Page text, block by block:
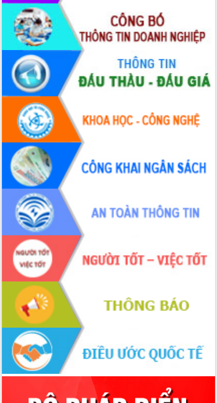
Du lịch Đắk Lắk nâng tầm trải nghiệm
du khách thông qua Hệ thống cơ sở dữ
liệu và Bản đồ số
Tập huấn ứng dụng trí tuệ nhân tạo (AI)
trong thương mại điện tử năm 2026
Đoàn đại biểu Quốc hội tỉnh Đắk Lắk
trao đổi thông tin trước Kỳ họp thứ
nhất, Quốc hội khóa XVI
Quyết liệt cải cách hành chính, khơi
thông nguồn lực phát triển
Nâng cao hiệu lực, hiệu quả HĐND
tỉnh thông qua hiện đại hóa hành chính
Xã Ea Phê gắn cải cách hành chính với
chuyển đổi số
Phó Chủ tịch Thường trực UBND tỉnh
Hồ Thị Nguyên Thảo làm việc tại Trung
tâm Phục vụ hành chính công xã Ea
Phê
Xây dựng nền hành chính số đồng
hành cùng nông dân dân, doanh nghiệp
Giai đoạn 2026-2030, Đắk Lắk phấn
đấu có 77% xã đạt chuẩn nông thôn
Chuyển đổi số 'mở đường' cho nông
nghiệp Đắk Lắk tăng trưởng bứt phá
Triển khai đồng bộ đo đạc, lập hồ sơ
địa chính, hoàn thiện cơ sở dữ liệu đất
Ứng dụng sinh trắc học - Bước tiến
trong hành trình chuyển đổi số tại Đắk
Đắk Lắk nâng cao hiệu quả công tác
Đảng từ Sổ tay đảng viên điện tử
Đắk Lắk đẩy mạnh nuôi biển công
nghệ, hướng tới phát triển thủy sản
bền vững
Tập huấn nâng cao năng lực triển khai
chuyển đổi số cho cán bộ, công chức